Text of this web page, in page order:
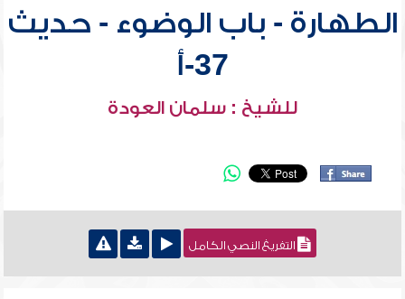
الطهارة - باب الوضوء - حديث
37-أ
للشيخ : سلمان العودة
التفريغ النصي الكامل